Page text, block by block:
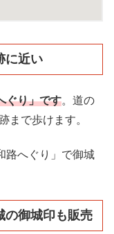
に近い
ぐり」です。道の
まで歩けます。
路へぐり」で御城
の御城印も販売